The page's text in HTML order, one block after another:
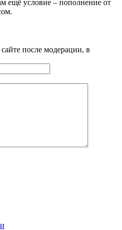
ещё условие – пополнение от
после модерации, в